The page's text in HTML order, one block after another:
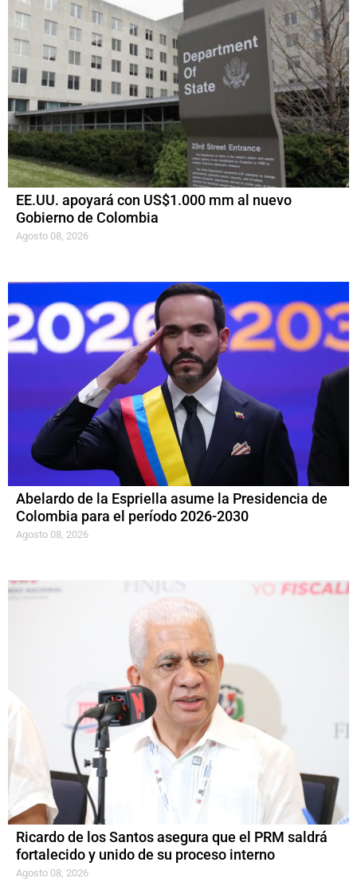
EE.UU. apoyará con US$1.000 mm al nuevo
Gobierno de Colombia
Agosto 08, 2026
Abelardo de la Espriella asume la Presidencia de
Colombia para el período 2026-2030
Agosto 08, 2026
Ricardo de los Santos asegura que el PRM saldrá
fortalecido y unido de su proceso interno
Agosto 08, 2026